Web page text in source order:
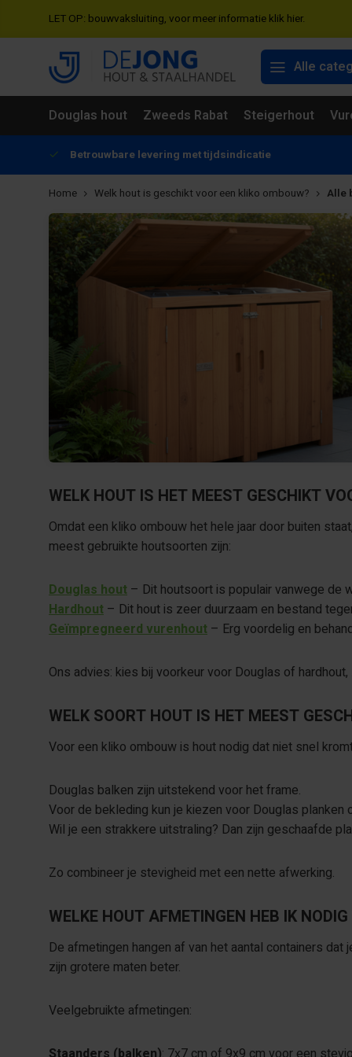
LET OP: bouwvaksluiting, voor meer informatie klik hier.
Alle
Douglas hout Zweeds Rabat Steigerhout
Betrouwbare levering met tijdsindicatie
Home Welk hout is geschikt voor een kliko ombouw? Alle
WELK HOUT IS HET MEEST GESCHIKT
Omdat een kliko ombouw het hele jaar door buiten
meest gebruikte houtsoorten zijn:
Douglas hout – Dit houtsoort is populair vanwege de
Hardhout – Dit hout is zeer duurzaam en bestand
Geïmpregneerd vurenhout – Erg voordelig en
Ons advies: kies bij voorkeur voor Douglas of
WELK SOORT HOUT IS HET MEEST
Voor een kliko ombouw is hout nodig dat niet snel
Douglas balken zijn uitstekend voor het frame.
Voor de bekleding kun je kiezen voor Douglas planken
Wil je een strakkere uitstraling? Dan zijn geschaafde
Zo combineer je stevigheid met een nette afwerking.
WELKE HOUT AFMETINGEN HEB IK
De afmetingen hangen af van het aantal containers
zijn grotere maten beter.
Veelgebruikte afmetingen: